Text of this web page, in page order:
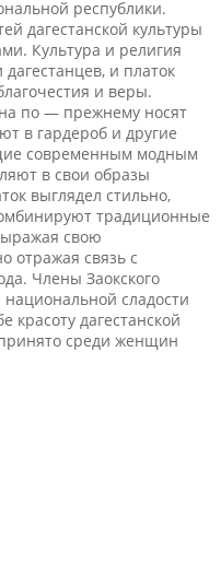
республики.
дагестанской культуры
Культура и религия
и платок
и веры.
по — прежнему носят
в гардероб и другие
современным модным
в свои образы
выглядел стильно,
традиционные
свою
отражая связь с
Члены Заокского
сладости
красоту дагестанской
среди женщин